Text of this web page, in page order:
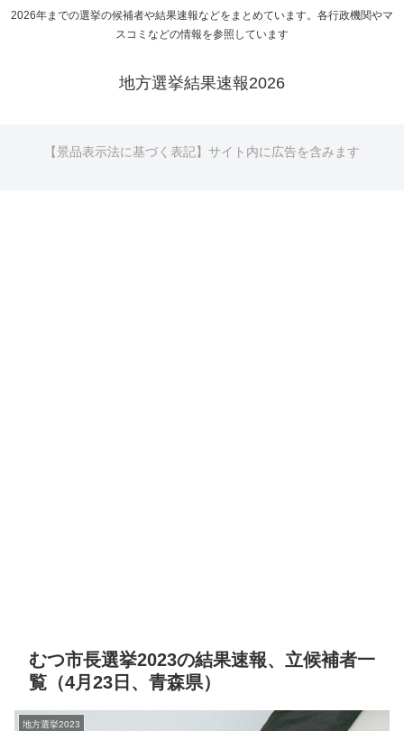
2026年までの選挙の候補者や結果速報などをまとめています。各行政機関やマ
スコミなどの情報を参照しています
地方選挙結果速報2026
【景品表示法に基づく表記】サイト内に広告を含みます
むつ市長選挙2023の結果速報、立候補者一
覧（4月23日、青森県）
地方選挙2023